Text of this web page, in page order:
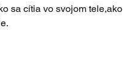
sa cítia vo svojom tele,ako